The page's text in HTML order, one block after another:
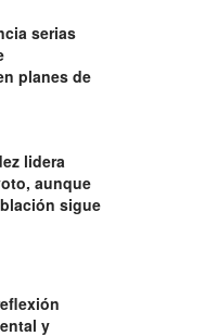
serias
planes de
lidera
aunque
sigue
y